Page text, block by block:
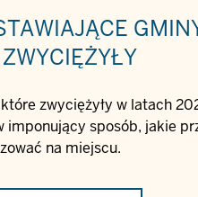
ZWYCIĘŻYŁY
zwyciężyły w latach
imponujący sposób, jakie
na miejscu.